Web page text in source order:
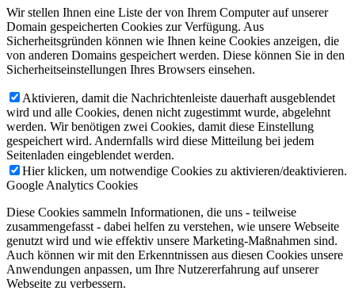
Wir stellen Ihnen eine Liste der von Ihrem Computer auf unserer
Domain gespeicherten Cookies zur Verfügung. Aus
Sicherheitsgründen können wie Ihnen keine Cookies anzeigen, die
von anderen Domains gespeichert werden. Diese können Sie in den
Sicherheitseinstellungen Ihres Browsers einsehen.
Aktivieren, damit die Nachrichtenleiste dauerhaft ausgeblendet
wird und alle Cookies, denen nicht zugestimmt wurde, abgelehnt
werden. Wir benötigen zwei Cookies, damit diese Einstellung
gespeichert wird. Andernfalls wird diese Mitteilung bei jedem
Seitenladen eingeblendet werden.
Hier klicken, um notwendige Cookies zu aktivieren/deaktivieren.
Google Analytics Cookies
Diese Cookies sammeln Informationen, die uns - teilweise
zusammengefasst - dabei helfen zu verstehen, wie unsere Webseite
genutzt wird und wie effektiv unsere Marketing-Maßnahmen sind.
Auch können wir mit den Erkenntnissen aus diesen Cookies unsere
Anwendungen anpassen, um Ihre Nutzererfahrung auf unserer
Webseite zu verbessern.